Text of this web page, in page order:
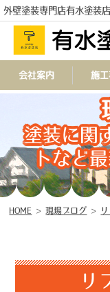
外壁塗装専門店有水塗装店
会社案内 施工
塗装に関
トなど
HOME >現場ブログ >
リ